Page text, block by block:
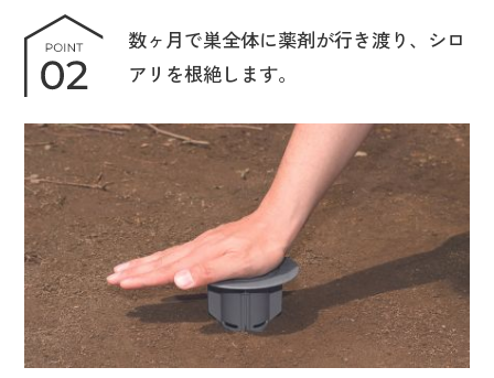
数ヶ月で巣全体に薬剤が行き渡り、シロ
アリを根絶します。